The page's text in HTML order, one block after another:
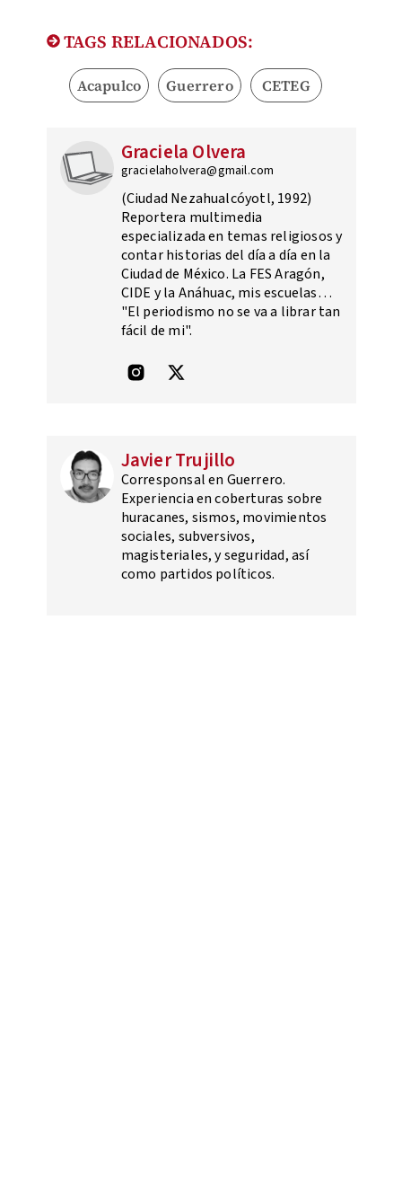
TAGS RELACIONADOS:
Acapulco Guerrero CETEG
Graciela Olvera
gracielaholvera@gmail.com
(Ciudad Nezahualcóyotl, 1992)
Reportera multimedia
especializada en temas religiosos y
contar historias del día a día en la
Ciudad de México. La FES Aragón,
CIDE y la Anáhuac, mis escuelas…
"El periodismo no se va a librar tan
fácil de mi".
Javier Trujillo
Corresponsal en Guerrero.
Experiencia en coberturas sobre
huracanes, sismos, movimientos
sociales, subversivos,
magisteriales, y seguridad, así
como partidos políticos.